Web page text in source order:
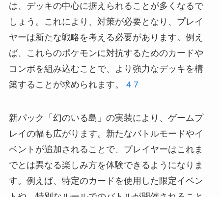
は、デッキの中心に据えられることが多くなるで
しょう。これにより、対策が必要となり、プレイ
ヤーは新たな戦略を考える必要があります。例え
ば、これらのポケモンに対抗するためのカードや
コンボを組み込むことで、より強力なデッキを構
築することが求められます。 4 7
新パック「幻のいる島」の実装により、ゲームプ
レイの幅も広がります。新たなバトルモードやイ
ベントが追加されることで、プレイヤーはこれま
でとは異なる楽しみ方を体験できるようになりま
す。例えば、特定のカードを使用した限定イベン